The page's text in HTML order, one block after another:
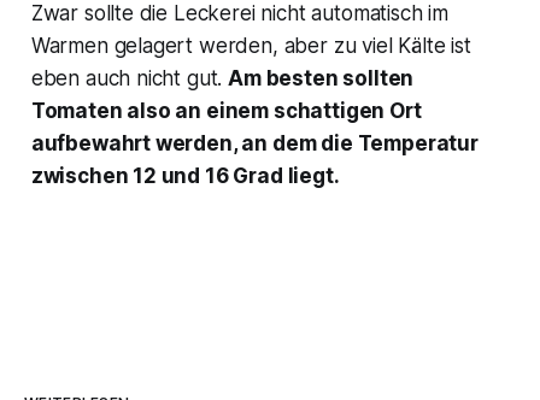
Zwar sollte die Leckerei nicht automatisch im
Warmen gelagert werden, aber zu viel Kälte ist
eben auch nicht gut.Am besten sollten
Tomaten also an einem schattigen Ort
aufbewahrt werden, an dem die Temperatur
zwischen 12 und 16 Grad liegt.